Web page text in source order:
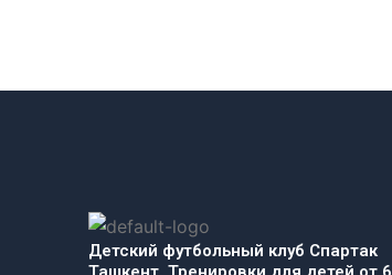
Детский футбольный клуб Спартак